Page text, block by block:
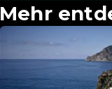
Mehr